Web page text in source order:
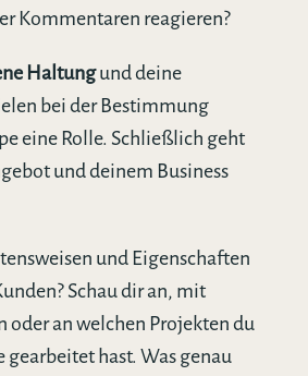
Kommentaren reagieren?
Haltungund deine
bei der Bestimmung
eine Rolle. Schließlich geht
und deinem Business
und Eigenschaften
Schau dir an, mit
oder an welchen Projekten du
gearbeitet hast. Was genau